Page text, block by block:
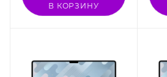
В КОРЗИНУ